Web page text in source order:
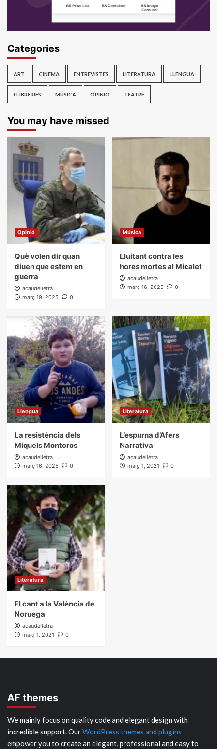
Categories
ART CINEMA ENTREVISTES LITERATURA LLENGUA
LLIBRERIES MÚSICA OPINIÓ TEATRE
You may have missed
Opinió
Què volen dir quan
diuen que estem en
guerra
acaudelletra
març 19, 2025
0
Música
Lluitant contra les
hores mortes al Micalet
acaudelletra
març 16, 2025
0
Llengua
La resistència dels
Miquels Montoros
acaudelletra
març 16, 2025
0
Literatura
L’espurna d’Afers
Narrativa
acaudelletra
maig 1, 2021
0
Literatura
El cant a la València de
Noruega
acaudelletra
maig 1, 2021
0
AF themes
We mainly focus on quality code and elegant design with
incredible support. OurWordPress themes and plugins
empower you to create an elegant, professional and easy to